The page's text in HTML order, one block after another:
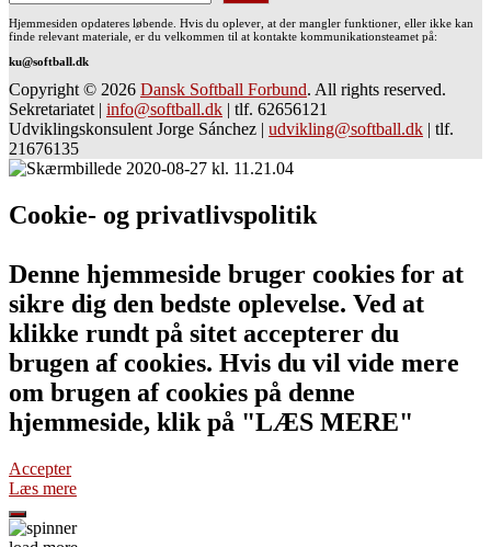
Hjemmesiden opdateres løbende. Hvis du oplever, at der mangler funktioner, eller ikke kan
finde relevant materiale, er du velkommen til at kontakte kommunikationsteamet på:
ku@softball.dk
Copyright © 2026 Dansk Softball Forbund. All rights reserved.
Sekretariatet | info@softball.dk | tlf. 62656121
Udviklingskonsulent Jorge Sánchez | udvikling@softball.dk | tlf.
21676135
Cookie- og privatlivspolitik
Denne hjemmeside bruger cookies for at
sikre dig den bedste oplevelse. Ved at
klikke rundt på sitet accepterer du
brugen af cookies. Hvis du vil vide mere
om brugen af cookies på denne
hjemmeside, klik på "LÆS MERE"
Accepter
Læs mere